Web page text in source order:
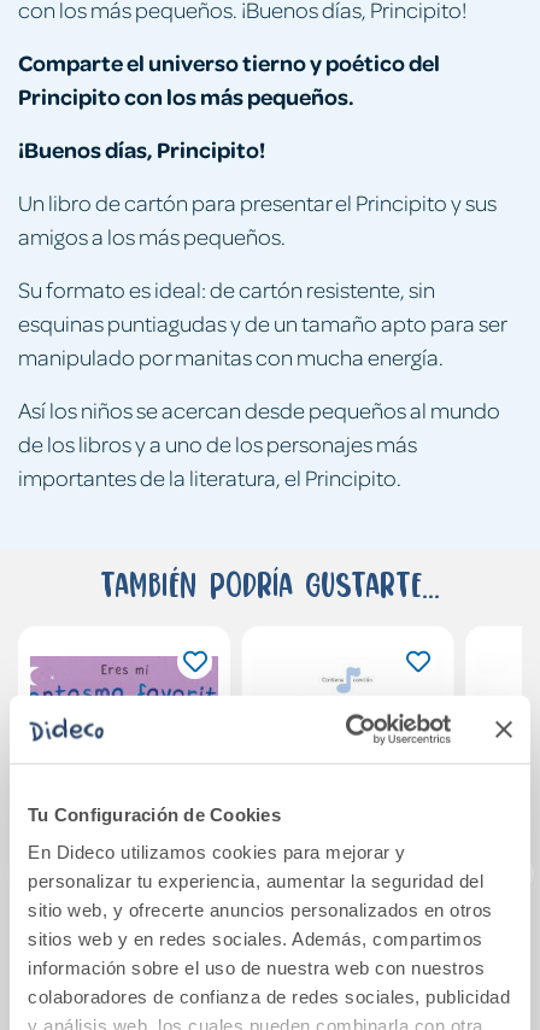
Tu Configuración de Cookies
En Dideco utilizamos cookies para mejorar y
personalizar tu experiencia, aumentar la seguridad del
sitio web, y ofrecerte anuncios personalizados en otros
sitios web y en redes sociales. Además, compartimos
información sobre el uso de nuestra web con nuestros
colaboradores de confianza de redes sociales, publicidad
y análisis web, los cuales pueden combinarla con otra
con los más pequeños. ¡Buenos días, Principito!
Comparte el universo tierno y poético del
Principito con los más pequeños.
¡Buenos días, Principito!
Un libro de cartón para presentar el Principito y sus
amigos a los más pequeños.
Su formato es ideal: de cartón resistente, sin
esquinas puntiagudas y de un tamaño apto para ser
manipulado por manitas con mucha energía.
Así los niños se acercan desde pequeños al mundo
de los libros y a uno de los personajes más
importantes de la literatura, el Principito.
También podría gustarte...
Eres mi fantasma
favorito. Libro de
cartón con
troqueles
Salta que salta